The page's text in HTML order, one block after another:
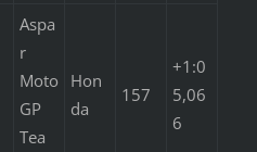
Aspa
r
Moto
GP
Tea
Hon
da
157
+1:0
5,06
6